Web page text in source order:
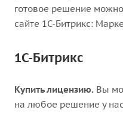
готовое решение
сайте 1С-Битрикс:
1С-Битрикс
Купить лицензию. Вы
на любое решение у